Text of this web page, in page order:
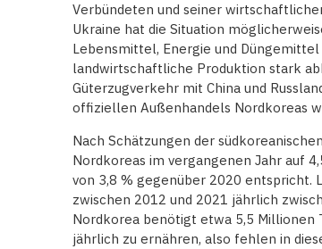
Verbündeten und seiner
Ukraine hat die Situation
Lebensmittel, Energie und
landwirtschaftliche Produktion stark
Güterzugverkehr mit China und
offiziellen Außenhandels Nordkoreas
Nach Schätzungen der
Nordkoreas im vergangenen Jahr auf
von 3,8 % gegenüber 2020 entspricht.
zwischen 2012 und 2021 jährlich
Nordkorea benötigt etwa 5,5 Millionen
jährlich zu ernähren, also fehlen in